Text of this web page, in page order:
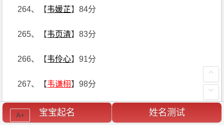
264、【韦媛芷】84分
265、【韦页清】83分
266、【韦伶心】91分
267、【韦谦栩】98分
268、【韦真馨】91分
宝宝起名 姓名测试
A+